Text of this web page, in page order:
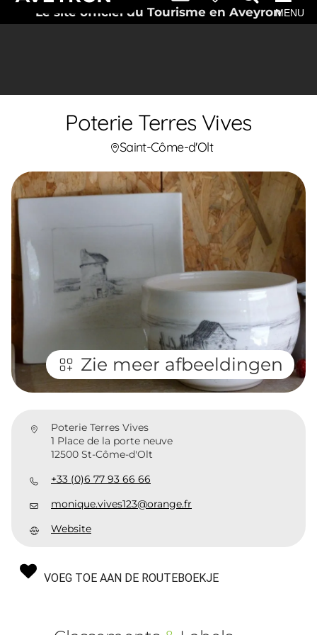
Le site officiel du Tourisme en AveyronMENU
Poterie Terres Vives
Saint-Côme-d'Olt
Zie meer afbeeldingen
Poterie Terres Vives
1 Place de la porte neuve
12500 St-Côme-d'Olt
+33 (0)6 77 93 66 66
monique.vives123@orange.fr
Website
VOEG TOE AAN DE ROUTEBOEKJE